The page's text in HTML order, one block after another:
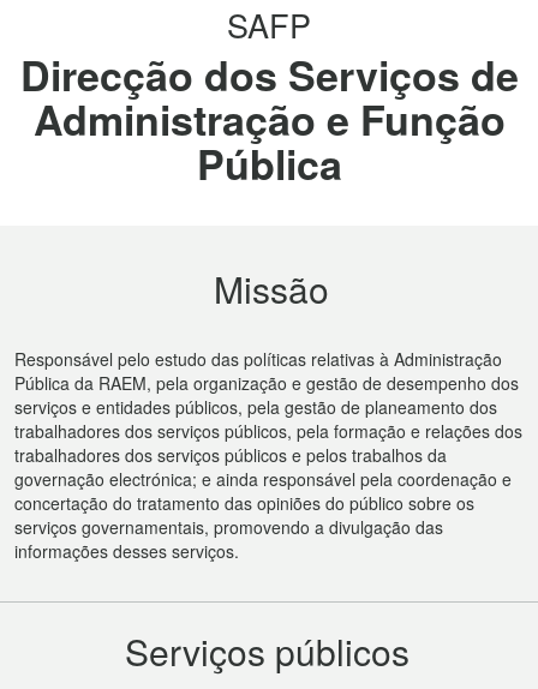
SAFP
Direcção dos Serviços de
Administração e Função
Pública
Missão
Responsável pelo estudo das políticas relativas à Administração
Pública da RAEM, pela organização e gestão de desempenho dos
serviços e entidades públicos, pela gestão de planeamento dos
trabalhadores dos serviços públicos, pela formação e relações dos
trabalhadores dos serviços públicos e pelos trabalhos da
governação electrónica; e ainda responsável pela coordenação e
concertação do tratamento das opiniões do público sobre os
serviços governamentais, promovendo a divulgação das
informações desses serviços.
Serviços públicos